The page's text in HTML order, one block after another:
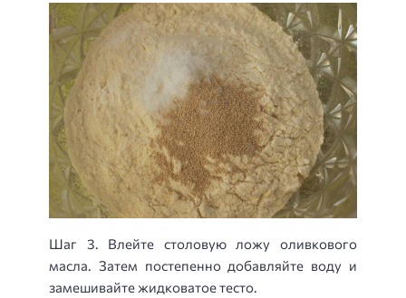
Шаг 3. Влейте столовую ложу оливкового
масла. Затем постепенно добавляйте воду и
замешивайте жидковатое тесто.